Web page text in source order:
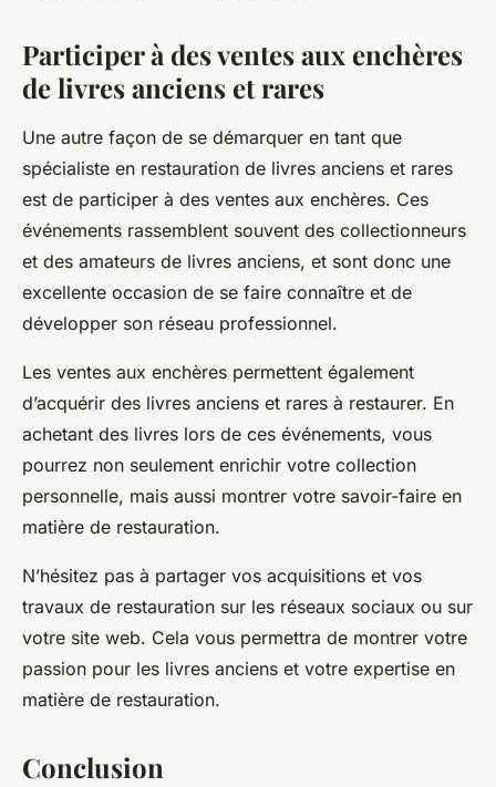
Participer à des ventes aux enchères
de livres anciens et rares
Une autre façon de se démarquer en tant que
spécialiste en restauration de livres anciens et rares
est de participer à des ventes aux enchères. Ces
événements rassemblent souvent des collectionneurs
et des amateurs de livres anciens, et sont donc une
excellente occasion de se faire connaître et de
développer son réseau professionnel.
Les ventes aux enchères permettent également
d’acquérir des livres anciens et rares à restaurer. En
achetant des livres lors de ces événements, vous
pourrez non seulement enrichir votre collection
personnelle, mais aussi montrer votre savoir-faire en
matière de restauration.
N’hésitez pas à partager vos acquisitions et vos
travaux de restauration sur les réseaux sociaux ou sur
votre site web. Cela vous permettra de montrer votre
passion pour les livres anciens et votre expertise en
matière de restauration.
Conclusion